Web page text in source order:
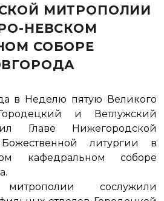
МИТРОПОЛИИ
НЕВСКОМ
СОБОРЕ
в Неделю пятую Великого
и Ветлужский
Главе Нижегородской
литургии в
кафедральном соборе
сослужили